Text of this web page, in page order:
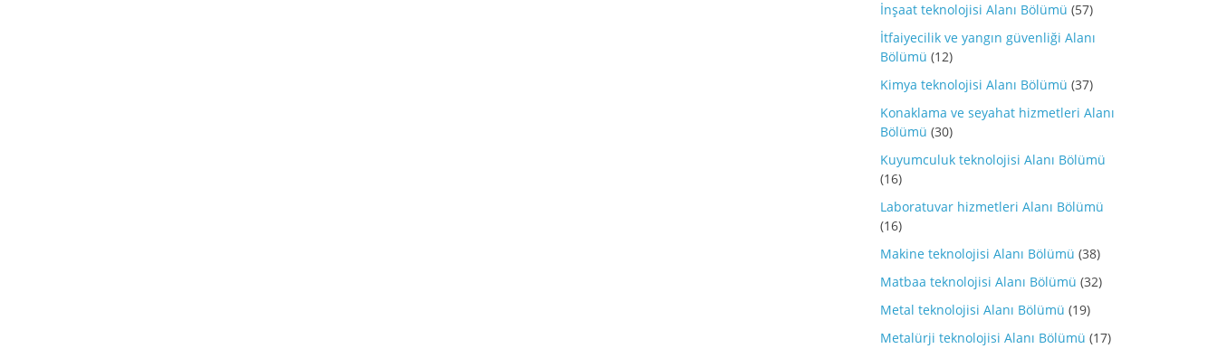
İnşaat teknolojisi Alanı Bölümü (57)
İtfaiyecilik ve yangın güvenliği Alanı
Bölümü (12)
Kimya teknolojisi Alanı Bölümü (37)
Konaklama ve seyahat hizmetleri Alanı
Bölümü (30)
Kuyumculuk teknolojisi Alanı Bölümü
(16)
Laboratuvar hizmetleri Alanı Bölümü
(16)
Makine teknolojisi Alanı Bölümü (38)
Matbaa teknolojisi Alanı Bölümü (32)
Metal teknolojisi Alanı Bölümü (19)
Metalürji teknolojisi Alanı Bölümü (17)